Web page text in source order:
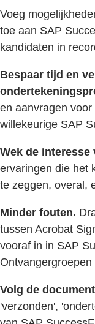
Voeg
toe aan SAP
kandidaten in
Bespaar tijd en
en aanvragen
willekeurige SAP
Wek de interesse
ervaringen die het
te zeggen, overal,
Minder fouten.
tussen Acrobat
vooraf in in SAP
Volg de
'verzonden',